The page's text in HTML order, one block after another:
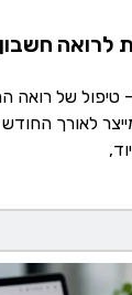
לרואה
טיפול של רואה
לאורך